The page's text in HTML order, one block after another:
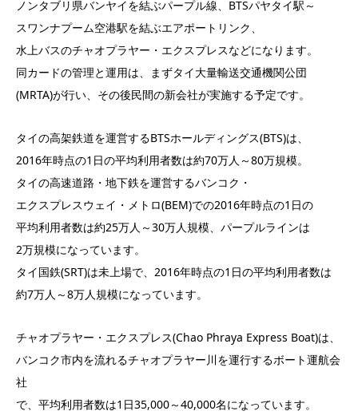
ノンタブリ県バンヤイを結ぶパープル線、BTSパヤタイ駅～
スワンナプーム空港駅を結ぶエアポートリンク、
水上バスのチャオプラヤー・エクスプレスなどになります。
同カードの管理と運用は、まずタイ大量輸送交通機関公団
(MRTA)が行い、その後民間の新会社が実施する予定です。
タイの高架鉄道を運営するBTSホールディングス(BTS)は、
2016年時点の1日の平均利用者数は約70万人～80万規模。
タイの高速道路・地下鉄を運営するバンコク・
エクスプレスウェイ・メトロ(BEM)での2016年時点の1日の
平均利用者数は約25万人～30万人規模、パープルラインは
2万規模になっています。
タイ国鉄(SRT)は未上場で、2016年時点の1日の平均利用者数は
約7万人～8万人規模になっています。
チャオプラヤー・エクスプレス(Chao Phraya Express Boat)は、
バンコク市内を流れるチャオプラヤー川を運行するボート運航会
社
で、平均利用者数は1日35,000～40,000名になっています。